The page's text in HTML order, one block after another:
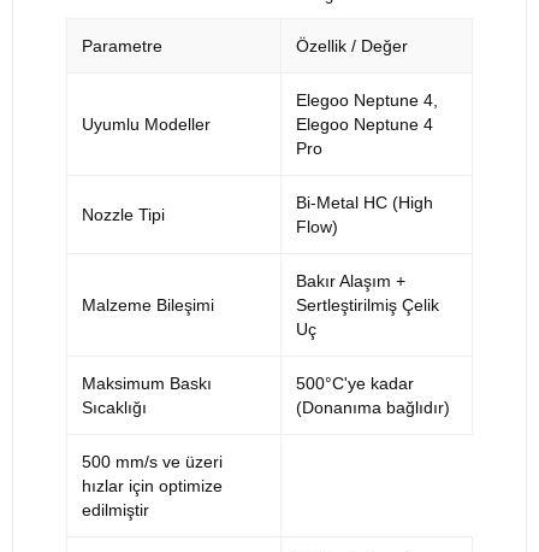
Parametre Özellik / Değer
Uyumlu Modeller
Elegoo Neptune 4,
Elegoo Neptune 4
Pro
Nozzle Tipi
Bi-Metal HC (High
Flow)
Malzeme Bileşimi
Bakır Alaşım +
Sertleştirilmiş Çelik
Uç
Maksimum Baskı
Sıcaklığı
500°C'ye kadar
(Donanıma bağlıdır)
500 mm/s ve üzeri
hızlar için optimize
edilmiştir